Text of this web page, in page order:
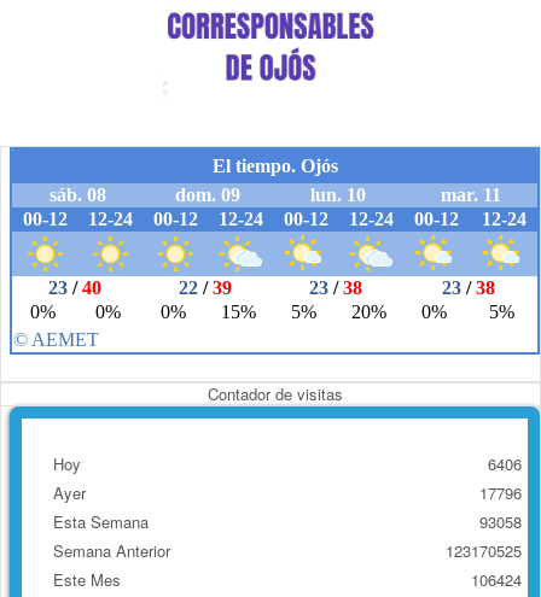
Contador de visitas
Hoy
Ayer
Esta Semana
Semana Anterior
Este Mes
6406
17796
93058
123170525
106424